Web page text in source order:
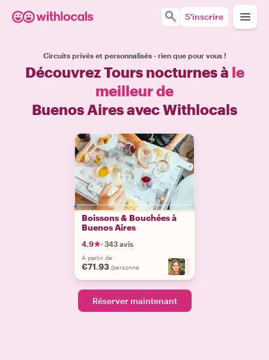
S'inscrire
Circuits privés et personnalisés - rien que pour vous !
Découvrez Tours nocturnes à le
meilleur de
Buenos Aires avec Withlocals
Boissons & Bouchées à
Buenos Aires
4.9 · 343 avis
À partir de
€71.93 /personne +7
Réserver maintenant